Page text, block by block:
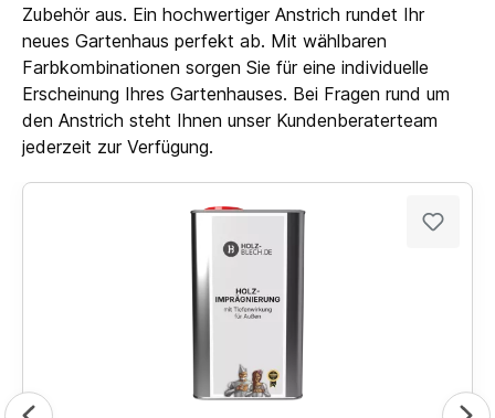
Zubehör aus. Ein hochwertiger Anstrich rundet Ihr
neues Gartenhaus perfekt ab. Mit wählbaren
Farbkombinationen sorgen Sie für eine individuelle
Erscheinung Ihres Gartenhauses. Bei Fragen rund um
den Anstrich steht Ihnen unser Kundenberaterteam
jederzeit zur Verfügung.